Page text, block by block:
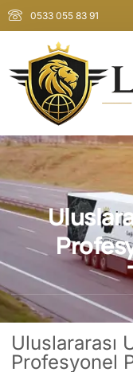
0533 055 83 91
Uluslararası
Profesyonel